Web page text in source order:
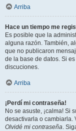
Arriba
Hace un tiempo me
Es posible que la
alguna razón. También,
que no publicaron
de la base de datos. Si
discuciones.
Arriba
¡Perdí mi contraseña!
No se asuste, ¡calma! Si
desactivarla o cambiarla.
Olvidé mi contraseña.